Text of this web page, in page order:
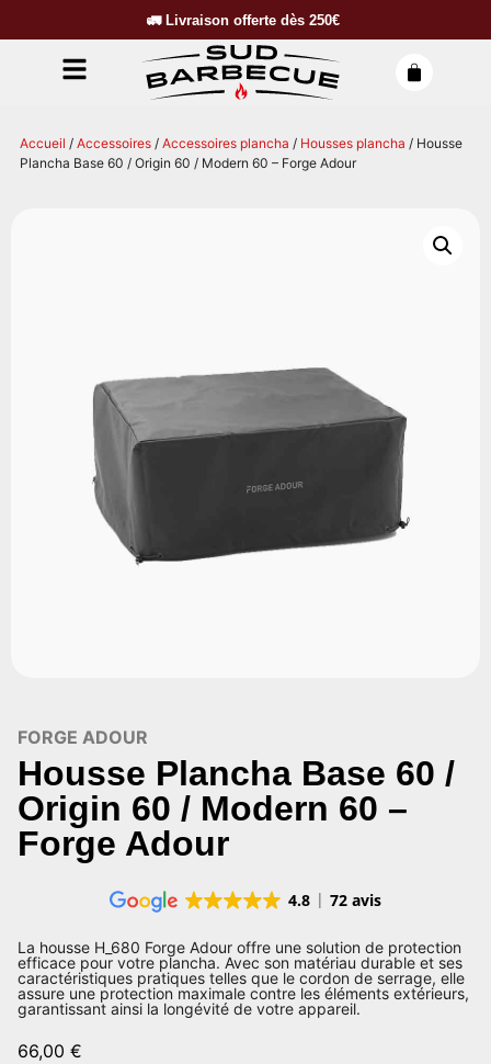
🚛 Livraison offerte dès 250€
Accueil / Accessoires / Accessoires plancha / Housses plancha / Housse
Plancha Base 60 / Origin 60 / Modern 60 – Forge Adour
FORGE ADOUR
Housse Plancha Base 60 /
Origin 60 / Modern 60 –
Forge Adour
4.8 72 avis
La housse H_680 Forge Adour offre une solution de protection
efficace pour votre plancha. Avec son matériau durable et ses
caractéristiques pratiques telles que le cordon de serrage, elle
assure une protection maximale contre les éléments extérieurs,
garantissant ainsi la longévité de votre appareil.
66,00 €